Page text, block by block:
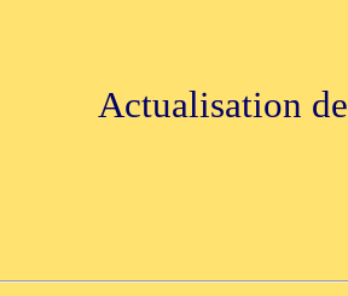
Actualisation